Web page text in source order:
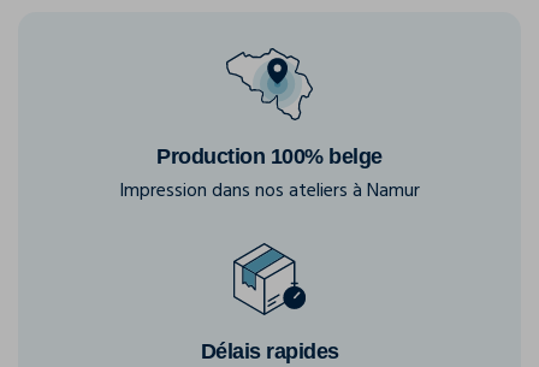
Production 100% belge
Impression dans nos ateliers à Namur
Délais rapides